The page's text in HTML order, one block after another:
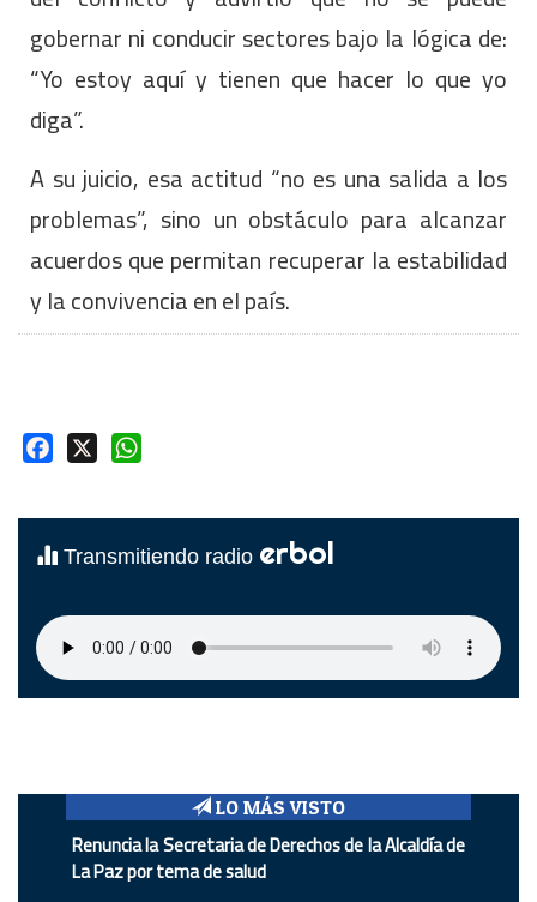
gobernar ni conducir sectores bajo la lógica de:
“Yo estoy aquí y tienen que hacer lo que yo
diga”.
A su juicio, esa actitud “no es una salida a los
problemas”, sino un obstáculo para alcanzar
acuerdos que permitan recuperar la estabilidad
y la convivencia en el país.
Facebook
Transmitiendo radio erbol
LO MÁS VISTO
Renuncia la Secretaria de Derechos de la Alcaldía de
La Paz por tema de salud